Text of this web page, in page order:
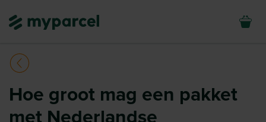
Hoe groot mag een pakket
met Nederlandse